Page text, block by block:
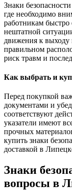
Знаки
где необходимо
работникам быстро
нештатной
движения к
правильном
риск травм и
Как выбрать и
Перед покупкой
документами и
соответствуют
указатели имеют
прочных
купить знаки
доставкой в
Знаки
вопросы в